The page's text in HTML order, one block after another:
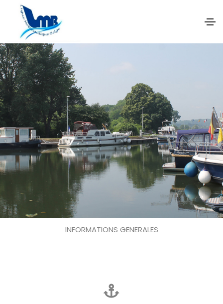
INFORMATIONS GENERALES